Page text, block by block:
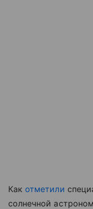
Как отметили
солнечной